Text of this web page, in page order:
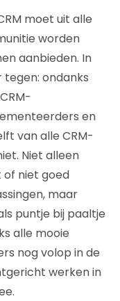
moet uit alle
worden
aanbieden. In
ondanks
en
van alle CRM-
Niet alleen
niet goed
maar
puntje bij paaltje
alle mooie
nog volop in de
werken in